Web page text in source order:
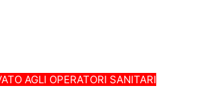
AGLI OPERATORI SANITARI